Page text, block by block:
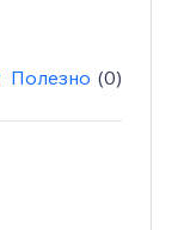
Полезно (0)